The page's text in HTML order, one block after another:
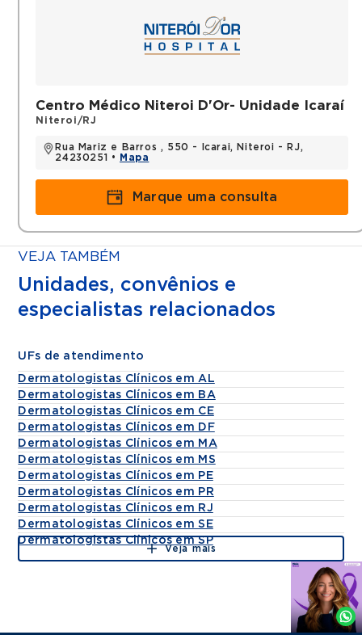
Centro Médico Niteroi D'Or- Unidade Icaraí
Niteroi/RJ
Rua Mariz e Barros , 550 - Icarai, Niteroi - RJ,
24230251 •
Mapa
Marque uma consulta
VEJA TAMBÉM
Unidades, convênios e
especialistas relacionados
UFs de atendimento
Dermatologistas Clínicos em AL
Dermatologistas Clínicos em BA
Dermatologistas Clínicos em CE
Dermatologistas Clínicos em DF
Dermatologistas Clínicos em MA
Dermatologistas Clínicos em MS
Dermatologistas Clínicos em PE
Dermatologistas Clínicos em PR
Dermatologistas Clínicos em RJ
Dermatologistas Clínicos em SE
Dermatologistas Clínicos em SP
Veja mais
Agende
Whatsapp